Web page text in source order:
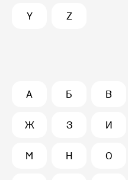
Y Z
А Б В
Ж З И
М Н О